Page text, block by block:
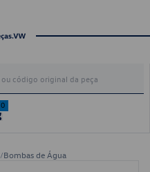
0
/Bombas de Água